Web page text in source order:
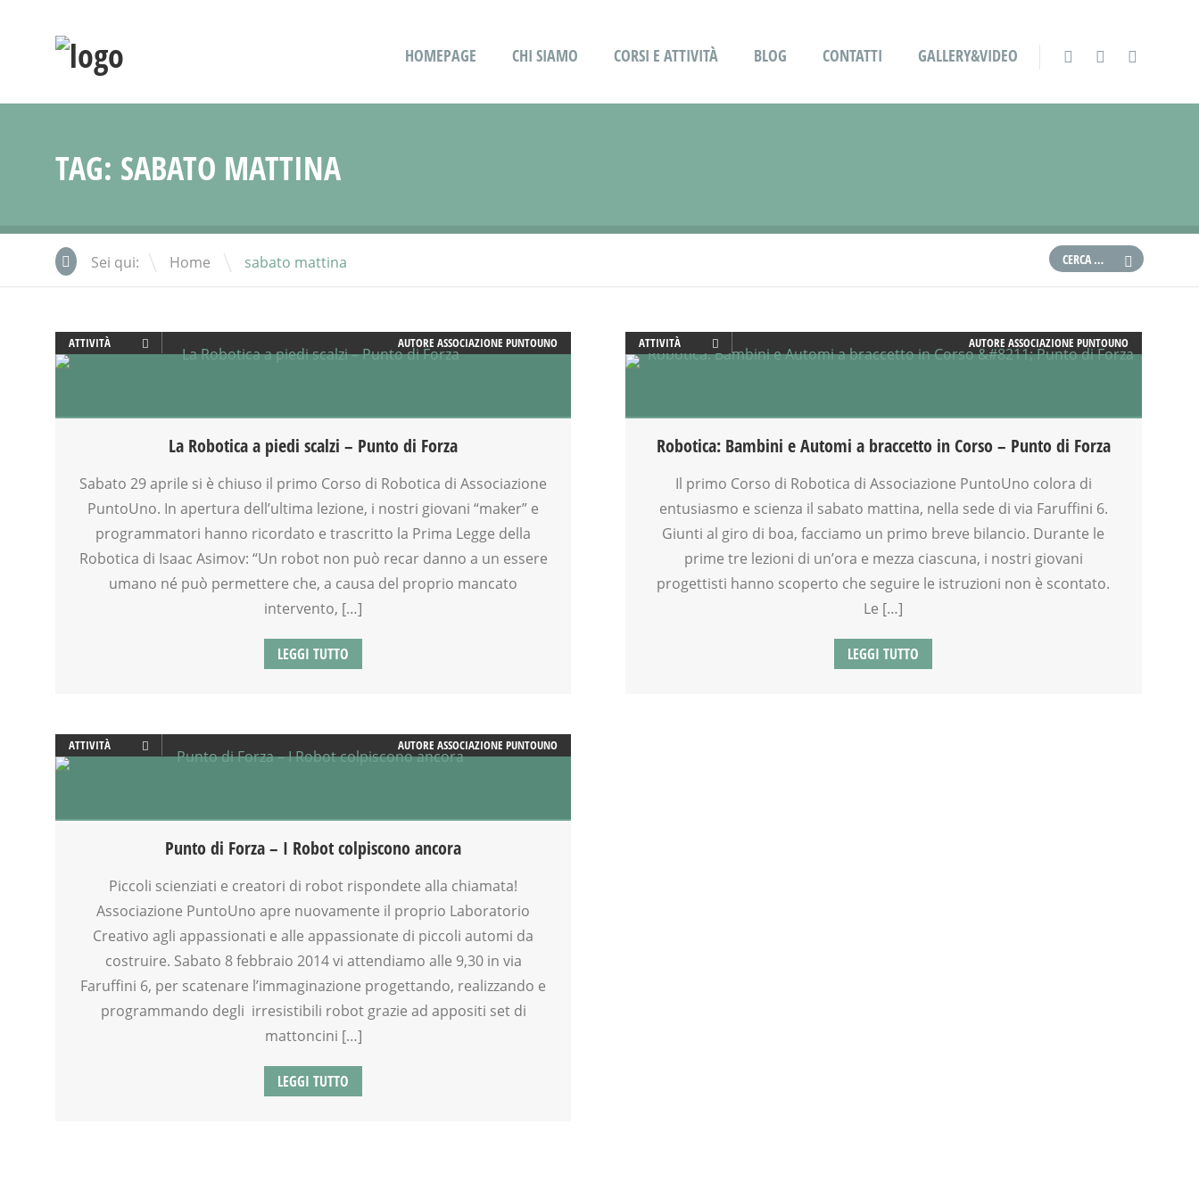
HOMEPAGE CHI SIAMO CORSI E ATTIVITÀ BLOG CONTATTI GALLERY&VIDEO
TAG: SABATO MATTINA
Sei qui: Home \ sabato mattina
ATTIVITÀ
CREATIVITÀ
ROBOTICA
SPAZIO
TECNOLOGIA
TEMPO LIBERO
AUTOREASSOCIAZIONE PUNTOUNO
La Robotica a piedi scalzi – Punto di Forza
Sabato 29 aprile si è chiuso il primo Corso di Robotica di Associazione
PuntoUno. In apertura dell’ultima lezione, i nostri giovani “maker” e
programmatori hanno ricordato e trascritto la Prima Legge della
Robotica di Isaac Asimov: “Un robot non può recar danno a un essere
umano né può permettere che, a causa del proprio mancato
intervento, […]
LEGGI TUTTO
ATTIVITÀ
CREATIVITÀ
GENITORI
MAMME
SOCIALIZZAZIONE
TECNOLOGIA
AUTORE ASSOCIAZIONE PUNTOUNO
Robotica: Bambini e Automi a braccetto in Corso – Punto di Forza
Il primo Corso di Robotica di Associazione PuntoUno colora di
entusiasmo e scienza il sabato mattina, nella sede di via Faruffini 6.
Giunti al giro di boa, facciamo un primo breve bilancio. Durante le
prime tre lezioni di un’ora e mezza ciascuna, i nostri giovani
progettisti hanno scoperto che seguire le istruzioni non è scontato.
Le […]
LEGGI TUTTO
ATTIVITÀ
CREATIVITÀ
ROBOTICA
SPAZIO
TECNOLOGIA
TEMPO LIBERO
VIA FARUFFINI
AUTOREASSOCIAZIONE PUNTOUNO
Punto di Forza – I Robot colpiscono ancora
Piccoli scienziati e creatori di robot rispondete alla chiamata!
Associazione PuntoUno apre nuovamente il proprio Laboratorio
Creativo agli appassionati e alle appassionate di piccoli automi da
costruire. Sabato 8 febbraio 2014 vi attendiamo alle 9,30 in via
Faruffini 6, per scatenare l’immaginazione progettando, realizzando e
programmando degli irresistibili robot grazie ad appositi set di
mattoncini […]
LEGGI TUTTO